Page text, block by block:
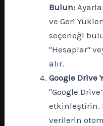
Bulun:
ve Geri
seçeneği
"Hesaplar"
alır.
Google
"Google
etkinleştirin.
verilerin